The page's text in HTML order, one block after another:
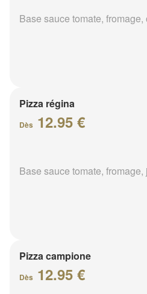
Base sauce tomate, fromage,
Pizza régina
Dès 12.95 €
Base sauce tomate,
Pizza campione
Dès 12.95 €